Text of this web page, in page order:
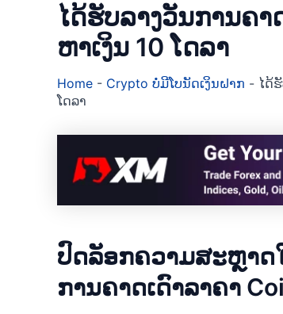
ໄດ້ຮັບລາງວັນການຄາ
ຫາເງິນ 10 ໂດລາ
Home - Crypto ບໍ່ມີໂບນັດເງິນຝາກ - ໄດ້
ໂດລາ
ປົດລັອກຄວາມສະຫຼາດ
ການຄາດເດົາລາຄາ